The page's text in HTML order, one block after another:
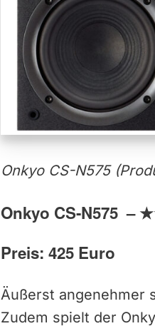
Onkyo CS-N575
Onkyo CS-N575 –
Preis: 425 Euro
Äußerst angenehmer
Zudem spielt der